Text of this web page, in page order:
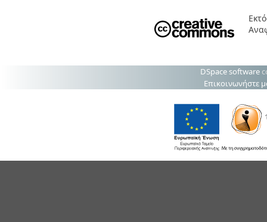
DSpace software
Επικοινωνήστε